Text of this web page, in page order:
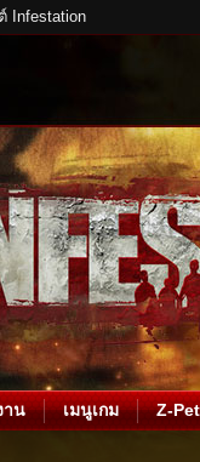
Infestation
าน เมนูเกม Z-Pet